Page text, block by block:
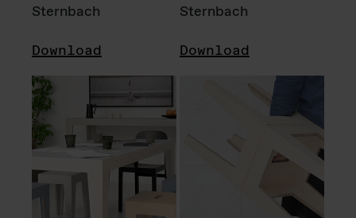
Sternbach
Download
Sternbach
Download